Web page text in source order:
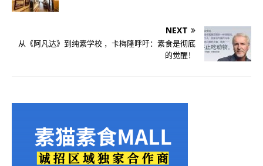
NEXT
从《阿凡达》到纯素学校 ，卡梅隆呼吁：素食是彻底
的觉醒！